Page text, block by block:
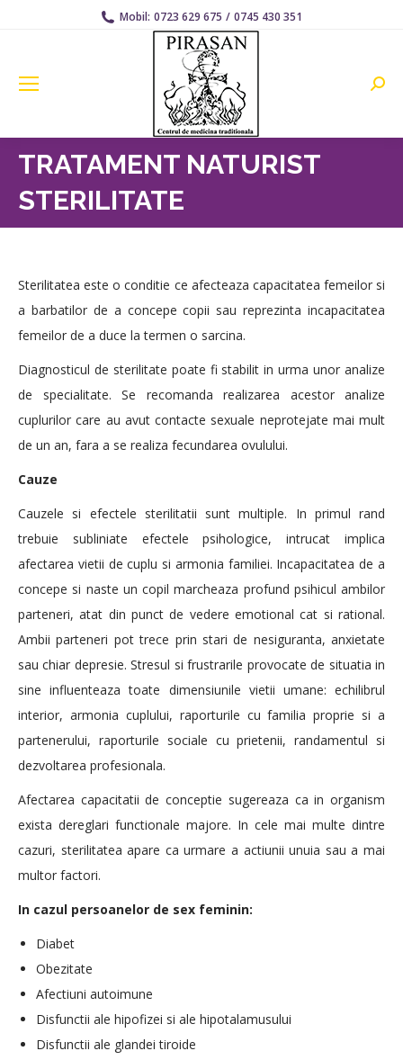
Mobil: 0723 629 675 / 0745 430 351
TRATAMENT NATURIST
STERILITATE
Sterilitatea este o conditie ce afecteaza capacitatea femeilor si
a barbatilor de a concepe copii sau reprezinta incapacitatea
femeilor de a duce la termen o sarcina.
Diagnosticul de sterilitate poate fi stabilit in urma unor analize
de specialitate. Se recomanda realizarea acestor analize
cuplurilor care au avut contacte sexuale neprotejate mai mult
de un an, fara a se realiza fecundarea ovulului.
Cauze
Cauzele si efectele sterilitatii sunt multiple. In primul rand
trebuie subliniate efectele psihologice, intrucat implica
afectarea vietii de cuplu si armonia familiei. Incapacitatea de a
concepe si naste un copil marcheaza profund psihicul ambilor
parteneri, atat din punct de vedere emotional cat si rational.
Ambii parteneri pot trece prin stari de nesiguranta, anxietate
sau chiar depresie. Stresul si frustrarile provocate de situatia in
sine influenteaza toate dimensiunile vietii umane: echilibrul
interior, armonia cuplului, raporturile cu familia proprie si a
partenerului, raporturile sociale cu prietenii, randamentul si
dezvoltarea profesionala.
Afectarea capacitatii de conceptie sugereaza ca in organism
exista dereglari functionale majore. In cele mai multe dintre
cazuri, sterilitatea apare ca urmare a actiunii unuia sau a mai
multor factori.
In cazul persoanelor de sex feminin:
Diabet
Obezitate
Afectiuni autoimune
Disfunctii ale hipofizei si ale hipotalamusului
Disfunctii ale glandei tiroide